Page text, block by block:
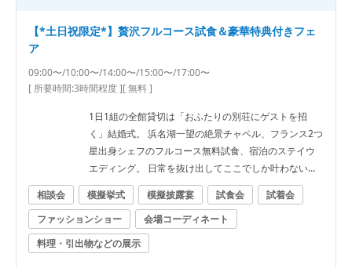
【*土日祝限定*】贅沢フルコース試食＆豪華特典付きフェ
ア
09:00〜/10:00〜/14:00〜/15:00〜/17:00〜
[ 所要時間:3時間程度][ 無料 ]
1日1組の全館貸切は「おふたりの別荘にゲストを招
く」結婚式。 浜名湖一望の絶景チャペル、フランス2つ
星出身シェフのフルコース無料試食、宿泊のステイウ
エディング。 日常を抜け出してここでしか叶わない一
日を★
相談会 模擬挙式 模擬披露宴 試食会
試着会
ファッションショー
会場コーディネート
料理・引出物などの展示